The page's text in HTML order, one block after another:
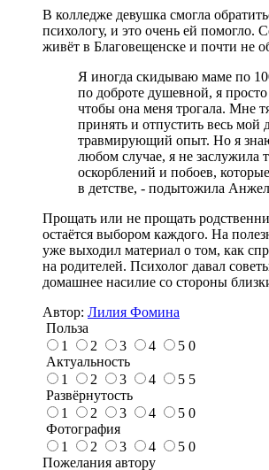
В колледже девушка смогла
психологу, и это очень ей помогло.
живёт в Благовещенске и почти не
Я иногда скидываю маме по
по доброте душевной, я просто
чтобы она меня трогала. Мне
принять и отпустить весь мой
травмирующий опыт. Но я
любом случае, я не заслужила
оскорблений и побоев,
в детстве, - подытожила
Прощать или не прощать
остаётся выбором каждого. На
уже выходил материал о том, как
на родителей. Психолог давал
домашнее насилие со стороны
Автор: Лилия Фомина
Польза
1
2 3 4 5 0
Актуальность
1
2 3 4 5 5
Развёрнутость
1
2 3 4 5 0
Фотография
1
2 3 4 5 0
Пожелания автору